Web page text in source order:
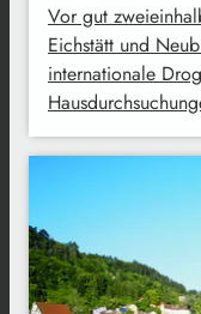
Vor gut
Eichstätt und
internationale